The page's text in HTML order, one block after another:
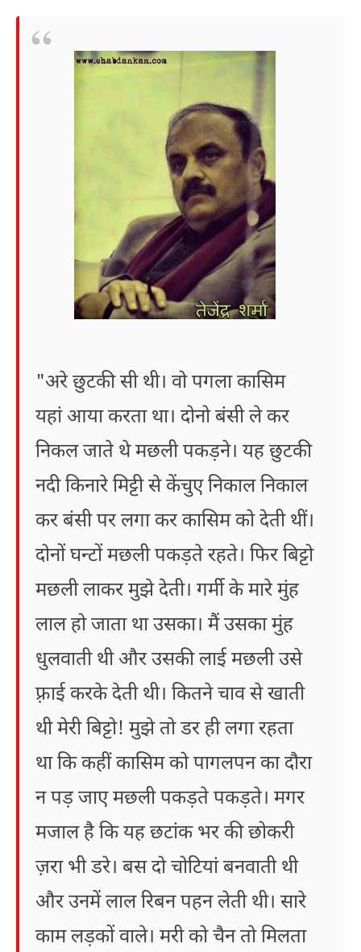
"अरे छुटकी सी थी। वो पगला कासिम
यहां आया करता था। दोनो बंसी ले कर
निकल जाते थे मछली पकड़ने। यह छुटकी
नदी किनारे मिट्टी से केंचुए निकाल निकाल
कर बंसी पर लगा कर कासिम को देती थीं।
दोनों घन्टों मछली पकड़ते रहते। फिर बिट्टो
मछली लाकर मुझे देती। गर्मी के मारे मुंह
लाल हो जाता था उसका। मैं उसका मुंह
धुलवाती थी और उसकी लाई मछली उसे
फ़्राई करके देती थी। कितने चाव से खाती
थी मेरी बिट्टो! मुझे तो डर ही लगा रहता
था कि कहीं कासिम को पागलपन का दौरा
न पड़ जाए मछली पकड़ते पकड़ते। मगर
मजाल है कि यह छटांक भर की छोकरी
ज़रा भी डरे। बस दो चोटियां बनवाती थी
और उनमें लाल रिबन पहन लेती थी। सारे
काम लड़कों वाले। मरी को चैन तो मिलता